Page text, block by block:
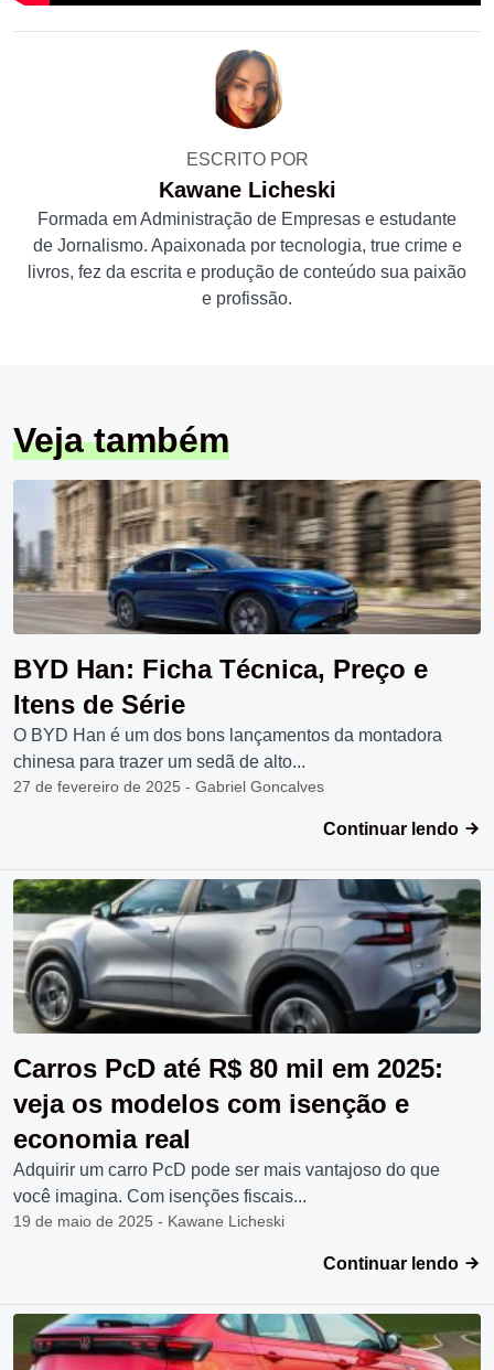
ESCRITO POR
Kawane Licheski
Formada em Administração de Empresas e estudante
de Jornalismo. Apaixonada por tecnologia, true crime e
livros, fez da escrita e produção de conteúdo sua paixão
e profissão.
Veja também
BYD Han: Ficha Técnica, Preço e
Itens de Série
O BYD Han é um dos bons lançamentos da montadora
chinesa para trazer um sedã de alto...
27 de fevereiro de 2025 - Gabriel Goncalves
Continuar lendo
Carros PcD até R$ 80 mil em 2025:
veja os modelos com isenção e
economia real
Adquirir um carro PcD pode ser mais vantajoso do que
você imagina. Com isenções fiscais...
19 de maio de 2025 - Kawane Licheski
Continuar lendo